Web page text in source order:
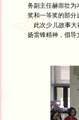
务副主任赫崇壮为
奖和一等奖的部分
此次少儿故事大
扬雷锋精神，倡导